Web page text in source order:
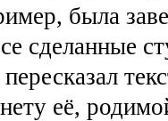
была
сделанные
её,